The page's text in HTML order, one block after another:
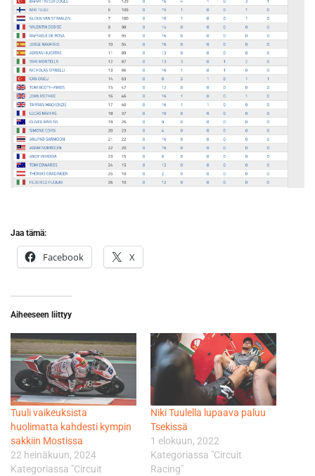
Jaa tämä:
Facebook X
Aiheeseen liittyy
Tuuli vaikeuksista
huolimatta kahdesti kympin
sakkiin Mostissa
22 heinäkuun, 2024
Kategoriassa "Circuit
Niki Tuulella lupaava paluu
Tsekissä
1 elokuun, 2022
Kategoriassa "Circuit
Racing"